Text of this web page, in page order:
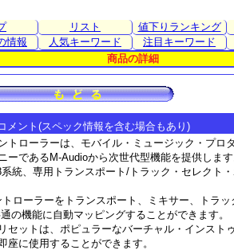
リスト 値下りランキング
情報
人気キーワード 注目キーワード
商品の詳細
メント(スペック情報を含む場合もあり)
トローラーは、モバイル・ミュージック・プロ
ーであるM-Audioから次世代型機能を提供します
統、専用トランスポート/トラック・セレクト
ローラーをトランスポート、ミキサー、トラ
の機能に自動マッピングすることができます。
セットは、ポピュラーなバーチャル・インスト
に使用することができます。